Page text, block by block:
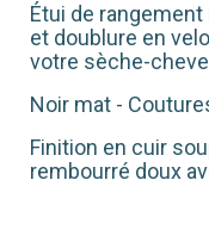
Étui de
et doublure en
votre sèche-
Noir mat -
Finition en cuir
rembourré doux